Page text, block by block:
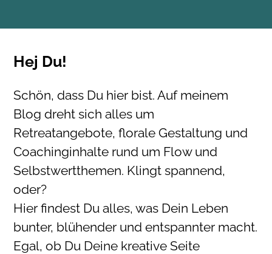
Hej Du!
Schön, dass Du hier bist. Auf meinem
Blog dreht sich alles um
Retreatangebote, florale Gestaltung und
Coachinginhalte rund um Flow und
Selbstwertthemen. Klingt spannend,
oder?
Hier findest Du alles, was Dein Leben
bunter, blühender und entspannter macht.
Egal, ob Du Deine kreative Seite